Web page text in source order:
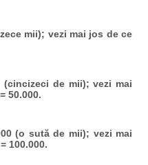
mii); vezi mai jos de ce
(cincizeci de mii); vezi mai
50.000.
(o sută de mii); vezi mai
100.000.